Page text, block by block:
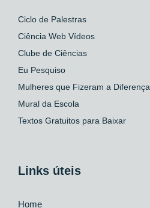
Ciclo de Palestras
Ciência Web Vídeos
Clube de Ciências
Eu Pesquiso
Mulheres que Fizeram a Diferença
Mural da Escola
Textos Gratuitos para Baixar
Links úteis
Home